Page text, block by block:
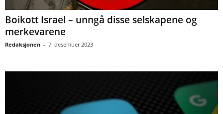
Boikott Israel – unngå disse selskapene og
merkevarene
Redaksjonen - 7. desember 2023